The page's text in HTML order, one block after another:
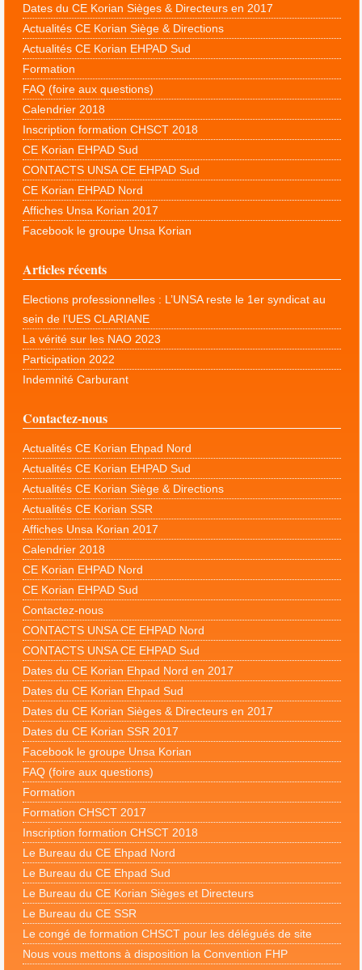
Dates du CE Korian Sièges & Directeurs en 2017
Actualités CE Korian Siège & Directions
Actualités CE Korian EHPAD Sud
Formation
FAQ (foire aux questions)
Calendrier 2018
Inscription formation CHSCT 2018
CE Korian EHPAD Sud
CONTACTS UNSA CE EHPAD Sud
CE Korian EHPAD Nord
Affiches Unsa Korian 2017
Facebook le groupe Unsa Korian
Articles récents
Elections professionnelles : L’UNSA reste le 1er syndicat au
sein de l’UES CLARIANE
La vérité sur les NAO 2023
Participation 2022
Indemnité Carburant
Contactez-nous
Actualités CE Korian Ehpad Nord
Actualités CE Korian EHPAD Sud
Actualités CE Korian Siège & Directions
Actualités CE Korian SSR
Affiches Unsa Korian 2017
Calendrier 2018
CE Korian EHPAD Nord
CE Korian EHPAD Sud
Contactez-nous
CONTACTS UNSA CE EHPAD Nord
CONTACTS UNSA CE EHPAD Sud
Dates du CE Korian Ehpad Nord en 2017
Dates du CE Korian Ehpad Sud
Dates du CE Korian Sièges & Directeurs en 2017
Dates du CE Korian SSR 2017
Facebook le groupe Unsa Korian
FAQ (foire aux questions)
Formation
Formation CHSCT 2017
Inscription formation CHSCT 2018
Le Bureau du CE Ehpad Nord
Le Bureau du CE Ehpad Sud
Le Bureau du CE Korian Sièges et Directeurs
Le Bureau du CE SSR
Le congé de formation CHSCT pour les délégués de site
Nous vous mettons à disposition la Convention FHP